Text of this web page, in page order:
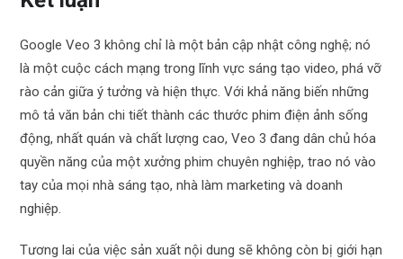
Google Veo 3 không chỉ là một bản cập nhật công nghệ; nó
là một cuộc cách mạng trong lĩnh vực sáng tạo video, phá vỡ
rào cản giữa ý tưởng và hiện thực. Với khả năng biến những
mô tả văn bản chi tiết thành các thước phim điện ảnh sống
động, nhất quán và chất lượng cao, Veo 3 đang dân chủ hóa
quyền năng của một xưởng phim chuyên nghiệp, trao nó vào
tay của mọi nhà sáng tạo, nhà làm marketing và doanh
nghiệp.
Tương lai của việc sản xuất nội dung sẽ không còn bị giới hạn